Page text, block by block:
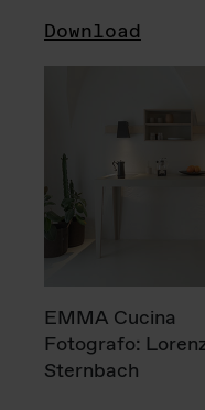
Download
EMMA Cucina
Fotografo:
Sternbach